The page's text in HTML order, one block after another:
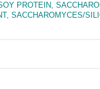
PROTEIN,
SACCHAROMYCES/